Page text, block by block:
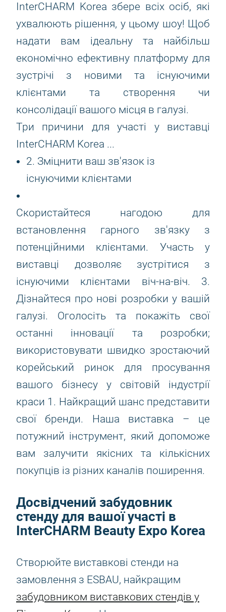
InterCHARM Korea збере всіх осіб, які
ухвалюють рішення, у цьому шоу! Щоб
надати вам ідеальну та найбільш
економічно ефективну платформу для
зустрічі з новими та існуючими
клієнтами та створення чи
консолідації вашого місця в галузі.
Три причини для участі у виставці
InterCHARM Korea ...
2. Зміцнити ваш зв'язок із
існуючими клієнтами
Скористайтеся нагодою для
встановлення гарного зв'язку з
потенційними клієнтами. Участь у
виставці дозволяє зустрітися з
існуючими клієнтами віч-на-віч. 3.
Дізнайтеся про нові розробки у вашій
галузі. Оголосіть та покажіть свої
останні інновації та розробки;
використовувати швидко зростаючий
корейський ринок для просування
вашого бізнесу у світовій індустрії
краси 1. Найкращий шанс представити
свої бренди. Наша виставка – це
потужний інструмент, який допоможе
вам залучити якісних та кількісних
покупців із різних каналів поширення.
Досвідчений забудовник
стенду для вашої участі в
InterCHARM Beauty Expo Korea
Створюйте виставкові стенди на
замовлення з ESBAU, найкращим
забудовником виставкових стендів у